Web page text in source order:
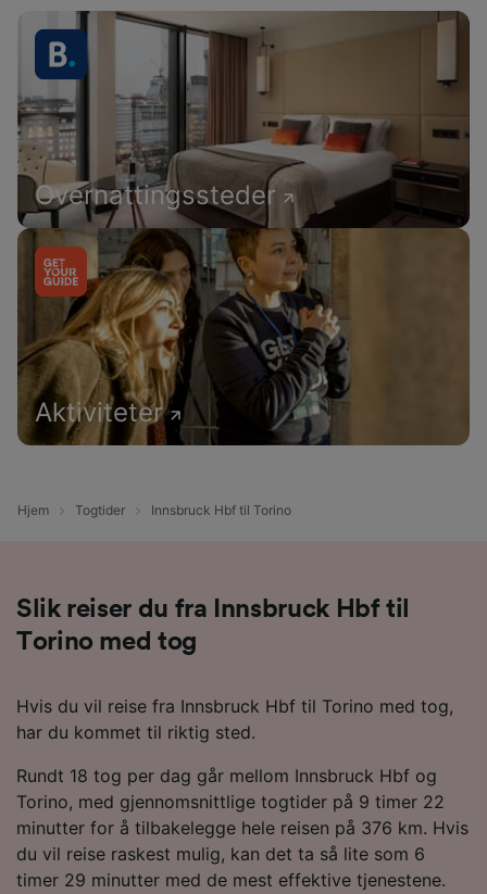
Overnattingssteder
Aktiviteter
Hjem Togtider Innsbruck Hbf til Torino
Slik reiser du fra Innsbruck Hbf til
Torino med tog
Hvis du vil reise fra Innsbruck Hbf til Torino med tog,
har du kommet til riktig sted.
Rundt 18 tog per dag går mellom Innsbruck Hbf og
Torino, med gjennomsnittlige togtider på 9 timer 22
minutter for å tilbakelegge hele reisen på 376 km. Hvis
du vil reise raskest mulig, kan det ta så lite som 6
timer 29 minutter med de mest effektive tjenestene.